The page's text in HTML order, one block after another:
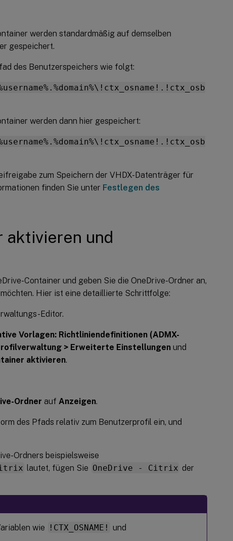
werden standardmäßig auf demselben
gespeichert.
des Benutzerspeichers wie folgt:
werden dann hier gespeichert:
zum Speichern der VHDX-Datenträger für
finden Sie unter Festlegen des
aktivieren und
Container und geben Sie die OneDrive-Ordner an,
Hier ist eine detaillierte Schrittfolge:
Editor.
Vorlagen: Richtliniendefinitionen (ADMX-
> Erweiterte Einstellungen und
aktivieren.
Ordner auf Anzeigen.
des Pfads relativ zum Benutzerprofil ein, und
Ordners beispielsweise
lautet, fügen Sie OneDrive - Citrix der
wie !CTX_OSNAME! und